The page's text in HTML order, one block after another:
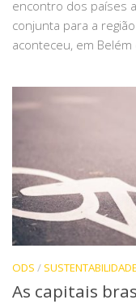
encontro dos países
conjunta para a
aconteceu, em Belém
ODS /
As capitais